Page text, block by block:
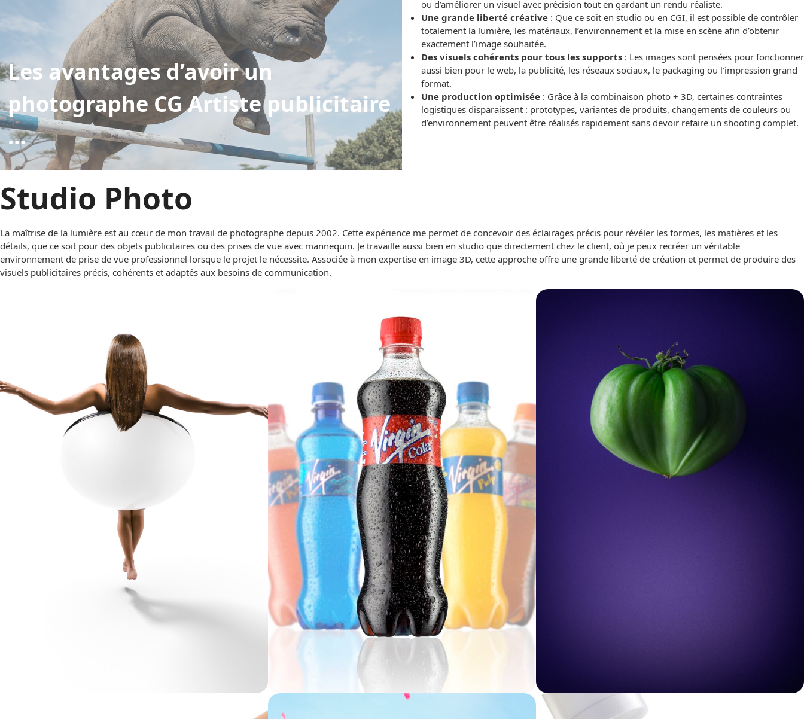
Les avantages d’avoir un
photographe CG Artiste publicitaire
…
ou d’améliorer un visuel avec précision tout en gardant un rendu réaliste.
Une grande liberté créative : Que ce soit en studio ou en CGI, il est possible de contrôler
totalement la lumière, les matériaux, l’environnement et la mise en scène afin d’obtenir
exactement l’image souhaitée.
Des visuels cohérents pour tous les supports : Les images sont pensées pour fonctionner
aussi bien pour le web, la publicité, les réseaux sociaux, le packaging ou l’impression grand
format.
Une production optimisée : Grâce à la combinaison photo + 3D, certaines contraintes
logistiques disparaissent : prototypes, variantes de produits, changements de couleurs ou
d’environnement peuvent être réalisés rapidement sans devoir refaire un shooting complet.
Studio Photo
La maîtrise de la lumière est au cœur de mon travail de photographe depuis 2002. Cette expérience me permet de concevoir des éclairages précis pour révéler les formes, les matières et les
détails, que ce soit pour des objets publicitaires ou des prises de vue avec mannequin. Je travaille aussi bien en studio que directement chez le client, où je peux recréer un véritable
environnement de prise de vue professionnel lorsque le projet le nécessite. Associée à mon expertise en image 3D, cette approche offre une grande liberté de création et permet de produire des
visuels publicitaires précis, cohérents et adaptés aux besoins de communication.